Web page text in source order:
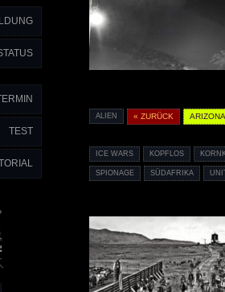
TEST
ALIEN « ZURÜCK ARIZONA
ICE WARS KOPFLOS
SPIONAGE SÜDAFRIKA